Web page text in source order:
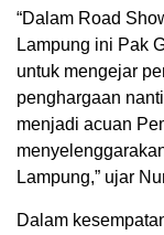
“Dalam Road
Lampung ini Pak
untuk mengejar
penghargaan
menjadi acuan
Lampung,” ujar
Dalam